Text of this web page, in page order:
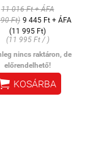
11 016 Ft + ÁFA
Ft) 9 445 Ft + ÁFA
(11 995 Ft)
(11 995 Ft / )
nincs raktáron, de
előrendelhető!
KOSÁRBA